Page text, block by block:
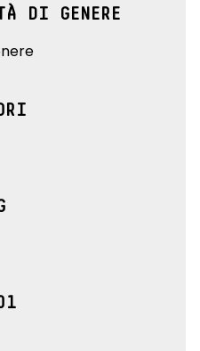
DI GENERE